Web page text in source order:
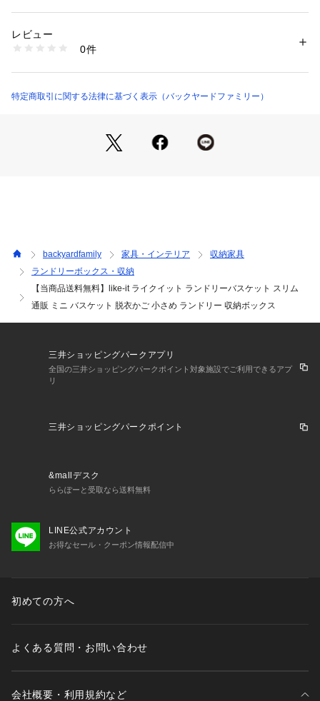
水平に仕上げてあり、安定感も抜群。おしゃれ着用洗剤や漂白
剤のボトルなども横に倒さずに収納できるから安心♪☆・使わ
のバイオマスプラスチックを配合。環境にも暮らしにも優しい
にもデザインにもこだわりたい方にオススメ。☆☆素材☆☆ポ
リエチレン☆☆生産国☆☆日本☆※カラー、サイズにより生産
ている品質表示、アテンションタグ、ご使用上の注意事項など
を必ずご確認下さい。☆※本来の目的以外にはご使用にならな
いで下さい。☆※カメラやモニターの性質により、画像と実物
の色の違いがある場合がございますのでご理解願います。☆☆
ー 収納ボックス 洗濯かご かご
商品番号：
lbb16c （ショップ）
レビュー
0件
特定商取引に関する法律に基づく表示（バックヤードファミリー）
backyardfamily 家具・インテリア
収納家具
ランドリーボックス・収納
【当商品送料無料】like-it ライクイット ランドリーバスケット スリム
通販 ミニ バスケット 脱衣かご 小さめ ランドリー 収納ボックス
三井ショッピングパークアプリ
全国の三井ショッピングパークポイント対象施設でご利用できるアプ
リ
三井ショッピングパークポイント
&mallデスク
ららぽーと受取なら送料無料
LINE公式アカウント
お得なセール・クーポン情報配信中
初めての方へ
よくある質問・お問い合わせ
会社概要・利用規約など